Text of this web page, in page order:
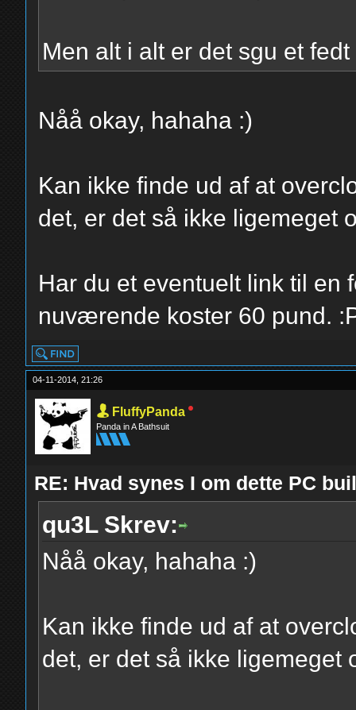
Men alt i alt er det sgu et
Nåå okay, hahaha :)
Kan ikke finde ud af at
det, er det så ikke ligemeget
Har du et eventuelt link til en
nuværende koster 60 pund.
04-11-2014, 21:26
FluffyPanda
Panda in A Bathsuit
RE: Hvad synes I om dette PC
qu3L Skrev:
Nåå okay, hahaha :)
Kan ikke finde ud af at
det, er det så ikke ligemeget